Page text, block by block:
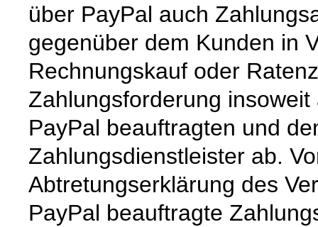
über PayPal auch
gegenüber dem Kunden in
Rechnungskauf oder
Zahlungsforderung
PayPal beauftragten und
Zahlungsdienstleister ab.
Abtretungserklärung des
PayPal beauftragte